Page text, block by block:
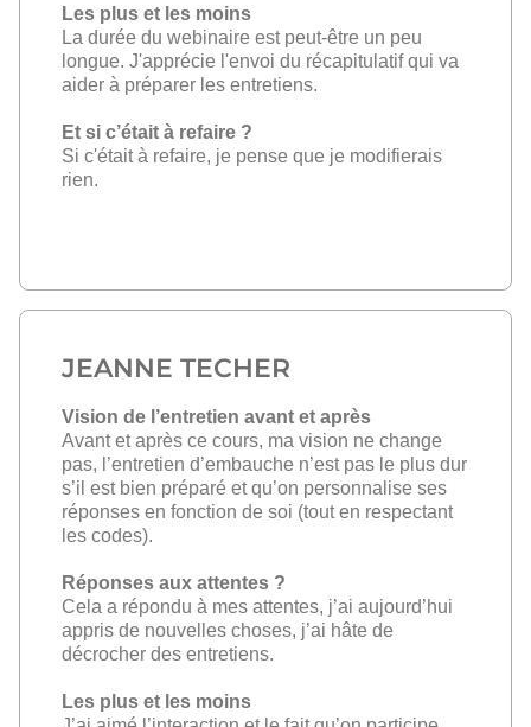
Les plus et les moins
La durée du webinaire est peut-être un peu
longue. J'apprécie l'envoi du récapitulatif qui va
aider à préparer les entretiens.
Et si c’était à refaire ?
Si c'était à refaire, je pense que je modifierais
rien.
JEANNE TECHER
Vision de l’entretien avant et après
Avant et après ce cours, ma vision ne change
pas, l’entretien d’embauche n’est pas le plus dur
s’il est bien préparé et qu’on personnalise ses
réponses en fonction de soi (tout en respectant
les codes).
Réponses aux attentes ?
Cela a répondu à mes attentes, j’ai aujourd’hui
appris de nouvelles choses, j’ai hâte de
décrocher des entretiens.
Les plus et les moins